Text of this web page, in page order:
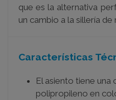
que es la alternativa
un cambio a la sillería de
Características
El asiento tiene una
polipropileno en